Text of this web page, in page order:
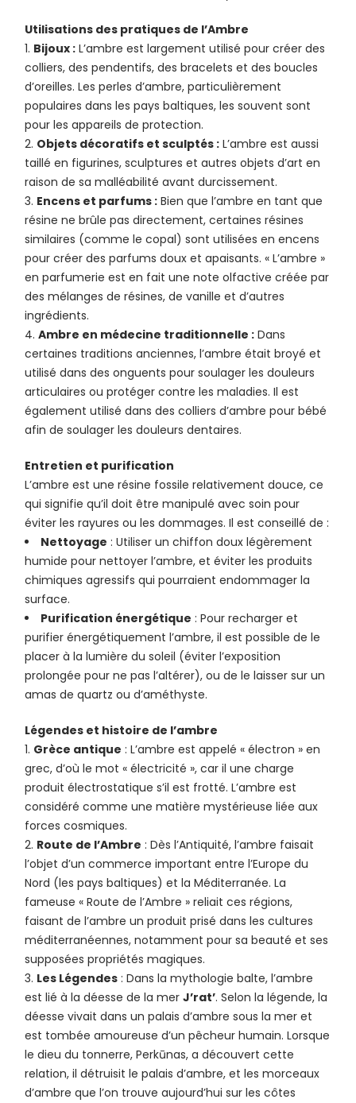
Utilisations des pratiques de l’Ambre
Bijoux : L’ambre est largement utilisé pour créer des
colliers, des pendentifs, des bracelets et des boucles
d’oreilles. Les perles d’ambre, particulièrement
populaires dans les pays baltiques, les souvent sont
pour les appareils de protection.
Objets décoratifs et sculptés : L’ambre est aussi
taillé en figurines, sculptures et autres objets d’art en
raison de sa malléabilité avant durcissement.
Encens et parfums : Bien que l’ambre en tant que
résine ne brûle pas directement, certaines résines
similaires (comme le copal) sont utilisées en encens
pour créer des parfums doux et apaisants. « L’ambre »
en parfumerie est en fait une note olfactive créée par
des mélanges de résines, de vanille et d’autres
ingrédients.
Ambre en médecine traditionnelle : Dans
certaines traditions anciennes, l’ambre était broyé et
utilisé dans des onguents pour soulager les douleurs
articulaires ou protéger contre les maladies. Il est
également utilisé dans des colliers d’ambre pour bébé
afin de soulager les douleurs dentaires.
Entretien et purification
L’ambre est une résine fossile relativement douce, ce
qui signifie qu’il doit être manipulé avec soin pour
éviter les rayures ou les dommages. Il est conseillé de :
Nettoyage : Utiliser un chiffon doux légèrement
humide pour nettoyer l’ambre, et éviter les produits
chimiques agressifs qui pourraient endommager la
surface.
Purification énergétique : Pour recharger et
purifier énergétiquement l’ambre, il est possible de le
placer à la lumière du soleil (éviter l’exposition
prolongée pour ne pas l’altérer), ou de le laisser sur un
amas de quartz ou d’améthyste.
Légendes et histoire de l’ambre
Grèce antique : L’ambre est appelé « électron » en
grec, d’où le mot « électricité », car il une charge
produit électrostatique s’il est frotté. L’ambre est
considéré comme une matière mystérieuse liée aux
forces cosmiques.
Route de l’Ambre : Dès l’Antiquité, l’ambre faisait
l’objet d’un commerce important entre l’Europe du
Nord (les pays baltiques) et la Méditerranée. La
fameuse « Route de l’Ambre » reliait ces régions,
faisant de l’ambre un produit prisé dans les cultures
méditerranéennes, notamment pour sa beauté et ses
supposées propriétés magiques.
Les Légendes : Dans la mythologie balte, l’ambre
est lié à la déesse de la merJ’rat’. Selon la légende, la
déesse vivait dans un palais d’ambre sous la mer et
est tombée amoureuse d’un pêcheur humain. Lorsque
le dieu du tonnerre, Perkūnas, a découvert cette
relation, il détruisit le palais d’ambre, et les morceaux
d’ambre que l’on trouve aujourd’hui sur les côtes